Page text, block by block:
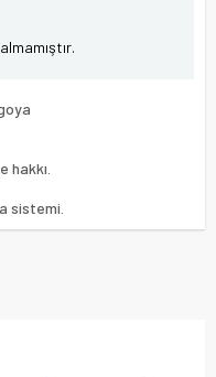
hakkı.
sistemi.